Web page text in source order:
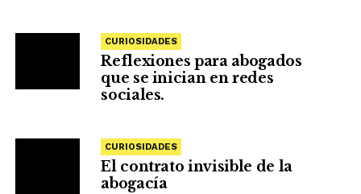
CURIOSIDADES
Reflexiones para abogados
que se inician en redes
sociales.
CURIOSIDADES
El contrato invisible de la
abogacía